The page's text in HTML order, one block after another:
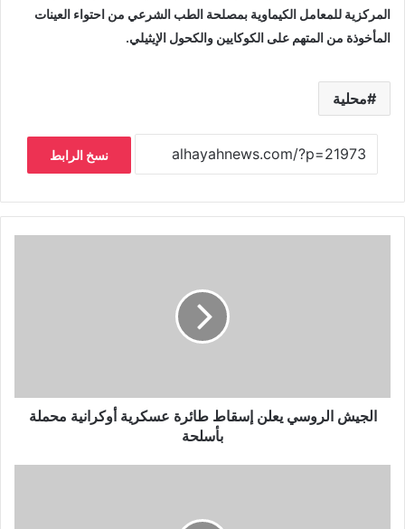
المركزية للمعامل الكيماوية بمصلحة الطب الشرعي من احتواء العينات
المأخوذة من المتهم على الكوكايين والكحول الإيثيلي.
محلية
نسخ الرابط
الجيش الروسي يعلن إسقاط طائرة عسكرية أوكرانية محملة
بأسلحة